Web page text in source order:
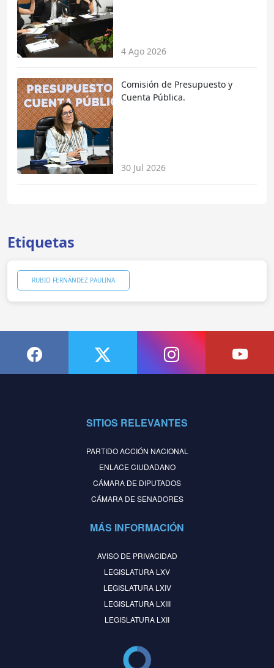
4 Ago 2026
Comisión de Presupuesto y
Cuenta Pública.
30 Jul 2026
Etiquetas
RUBIO FERNÁNDEZ PAULINA
SITIOS RELEVANTES
PARTIDO ACCIÓN NACIONAL
ENLACE CIUDADANO
CÁMARA DE DIPUTADOS
CÁMARA DE SENADORES
MÁS INFORMACIÓN
AVISO DE PRIVACIDAD
LEGISLATURA LXV
LEGISLATURA LXIV
LEGISLATURA LXIII
LEGISLATURA LXII